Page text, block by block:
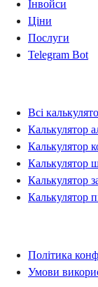
Інвойси
Ціни
Послуги
Telegram Bot
Всі
Калькулятор
Калькулятор
Калькулятор
Калькулятор
Калькулятор
Політика
Умови